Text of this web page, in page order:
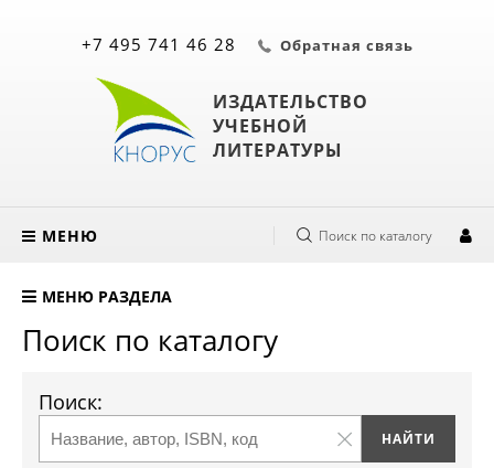
ИЗДАТЕЛЬСТВО
УЧЕБНОЙ
ЛИТЕРАТУРЫ
+7 495 741 46 28 Обратная связь
МЕНЮ Поиск по каталогу
МЕНЮ РАЗДЕЛА
Поиск по каталогу
Поиск: